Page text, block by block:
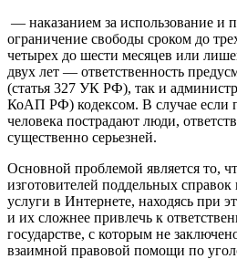
— наказанием за использование и
ограничение свободы сроком до
четырех до шести месяцев или
двух лет — ответственность
(статья 327 УК РФ), так и
КоАП РФ) кодексом. В случае если
человека пострадают люди,
существенно серьезней.
Основной проблемой является то,
изготовителей поддельных справок
услуги в Интернете, находясь при
и их сложнее привлечь к
государстве, с которым не
взаимной правовой помощи по